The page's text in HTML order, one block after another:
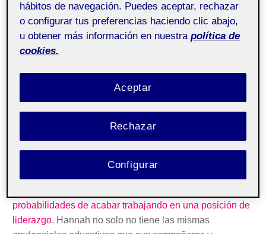
El primer motivo es queno ha llegado a la política con
las credenciales tradicionalesque, especialmente en
el Reino Unido, caracterizan a los políticos (y menos aún
las que caracterizan a las mujeres que se dedican a la
política). No tiene formación universitaria, no terminó los
estudios básicos y se dedica profesionalmente a un
sector altamente masculinizado, como la fontanería. No
ha estudiado en ningún centro educativo de élite privado,
como sí que lo hacen una gran parte de los miembros del
miembros del Partido Laborista. Hay que recordar que en
el Reino Unido
probabilidades de acabar trabajando en una posición de
liderazgo. Hannah no solo no tiene las mismas
hábitos de navegación. Puedes aceptar, rechazar
o configurar tus preferencias haciendo clic abajo,
u obtener más información en nuestra política de
cookies.
Rechazar
Aceptar
Configurar